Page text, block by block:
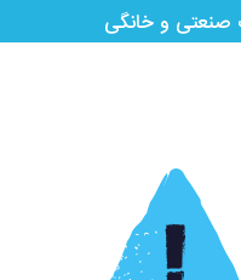
صنعتی و خانگی